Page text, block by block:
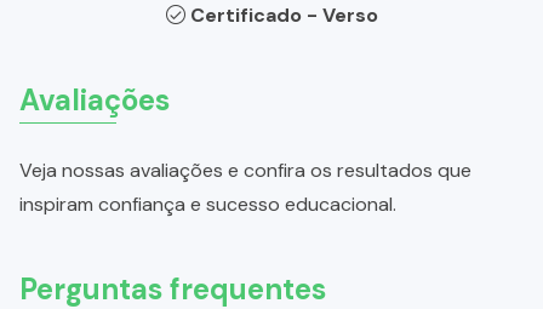
Certificado - Verso
Avaliações
Veja nossas avaliações e confira os resultados que
inspiram confiança e sucesso educacional.
Perguntas frequentes